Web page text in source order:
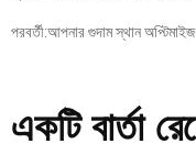
পরবর্তী:আপনার গুদাম স্থান
একটি বার্তা